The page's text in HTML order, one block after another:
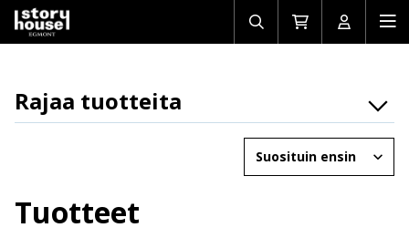
Avaa/sulje
haku
Siirry
ostoskoriin
Avaa/
Rajaa tuotteita
Osasto
Tuotemuoto
Järjestä
Tuotteet